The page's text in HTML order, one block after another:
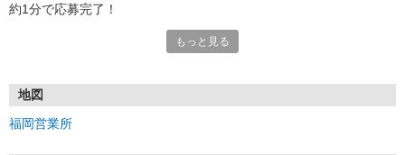
約1分で応募完了！
①応募から3営業日を目安に、メールorお電話でご連絡します。
もっと見る
地図
福岡営業所